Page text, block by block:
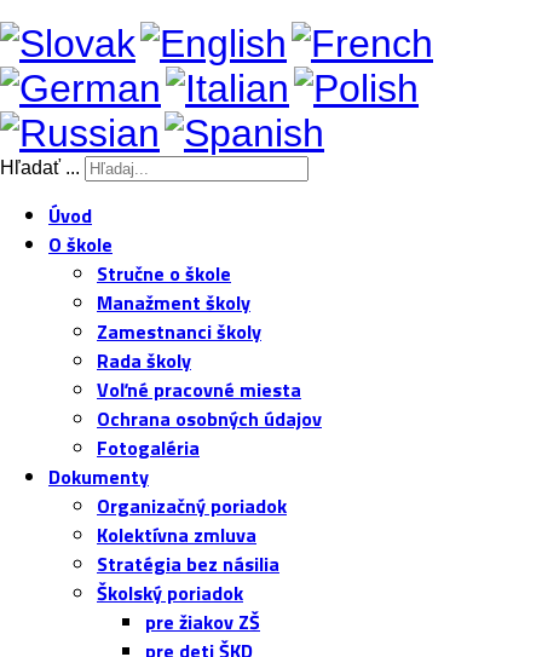
Hľadať ...
Úvod
O škole
Stručne o škole
Manažment školy
Zamestnanci školy
Rada školy
Voľné pracovné miesta
Ochrana osobných údajov
Fotogaléria
Dokumenty
Organizačný poriadok
Kolektívna zmluva
Stratégia bez násilia
Školský poriadok
pre žiakov ZŠ
pre deti ŠKD